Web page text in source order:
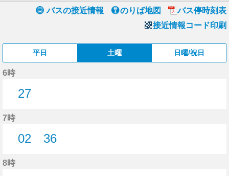
バスの接近情報 のりば地図
バス停時刻表
接近情報コード印刷
平日 土曜 日曜/祝日
6時
27
7時
02
36
8時